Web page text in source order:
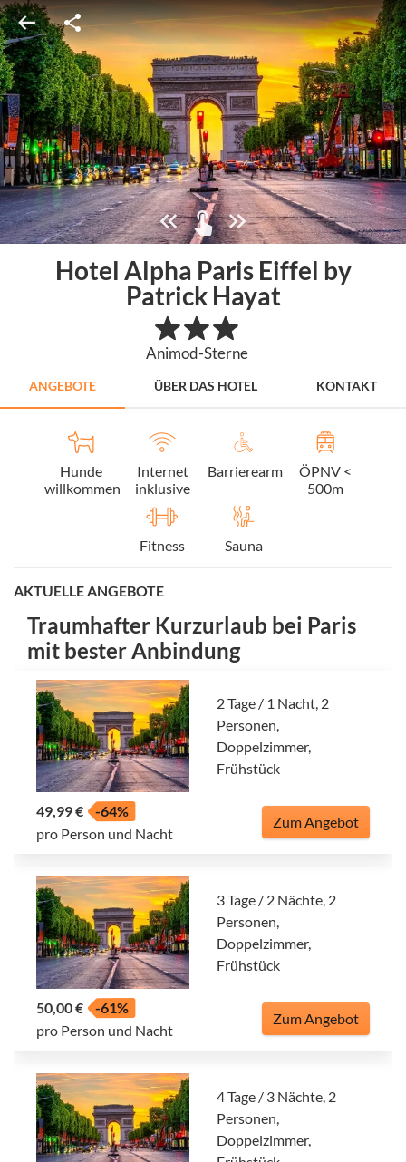
Hotel Alpha Paris Eiffel by
Patrick Hayat
Animod-Sterne
ANGEBOTE ÜBER DAS HOTEL KONTAKT
Hunde
willkommen
Internet
inklusive
Barrierearm
ÖPNV <
500m
Fitness Sauna
AKTUELLE ANGEBOTE
Traumhafter Kurzurlaub bei Paris
mit bester Anbindung
2 Tage / 1 Nacht, 2
Personen,
Doppelzimmer,
Frühstück
49,99 €
-64%
pro Person und Nacht
Zum Angebot
3 Tage / 2 Nächte, 2
Personen,
Doppelzimmer,
Frühstück
50,00 €
-61%
pro Person und Nacht
Zum Angebot
4 Tage / 3 Nächte, 2
Personen,
Doppelzimmer,